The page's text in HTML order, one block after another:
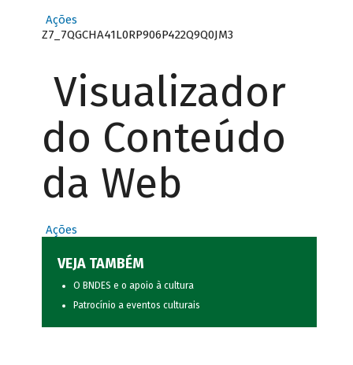
Ações
Z7_7QGCHA41L0RP906P422Q9Q0JM3
Visualizador
do Conteúdo
da Web
Ações
VEJA TAMBÉM
O BNDES e o apoio à cultura
Patrocínio a eventos culturais